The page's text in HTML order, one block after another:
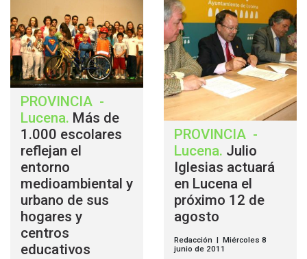
PROVINCIA -
Lucena. Más de
1.000 escolares
reflejan el
entorno
medioambiental y
urbano de sus
hogares y
centros
educativos
PROVINCIA -
Lucena. Julio
Iglesias actuará
en Lucena el
próximo 12 de
agosto
Redacción | Miércoles 8
junio de 2011